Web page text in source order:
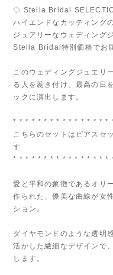
◇ Stella Bridal
ハイエンドなカッティング
ジュアリーなウェディング
Stella Bridal特別価格でお
このウェディングジュエリ
る人を惹き付け、最高の日
ックに演出します。
* * * * * * * * * * * * * * * *
こちらのセットはピアスセ
す
* * * * * * * * * * * * * * * *
愛と平和の象徴であるオリ
作られた、優美な曲線が女
ション。
ダイヤモンドのような透明
活かした繊細なデザインで
します。